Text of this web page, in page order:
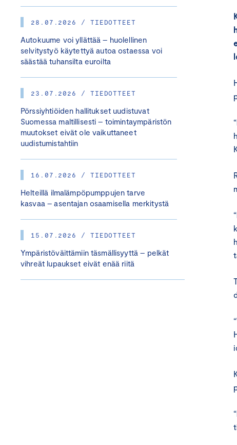
28.07.2026 / TIEDOTTEET
Autokuume voi yllättää – huolellinen
selvitystyö käytettyä autoa ostaessa voi
säästää tuhansilta euroilta
23.07.2026 / TIEDOTTEET
Pörssiyhtiöiden hallitukset uudistuvat
Suomessa maltillisesti – toimintaympäristön
muutokset eivät ole vaikuttaneet
uudistumistahtiin
16.07.2026 / TIEDOTTEET
Helteillä ilmalämpöpumppujen tarve
kasvaa – asentajan osaamisella merkitystä
15.07.2026 / TIEDOTTEET
Ympäristöväittämiin täsmällisyyttä – pelkät
vihreät lupaukset eivät enää riitä